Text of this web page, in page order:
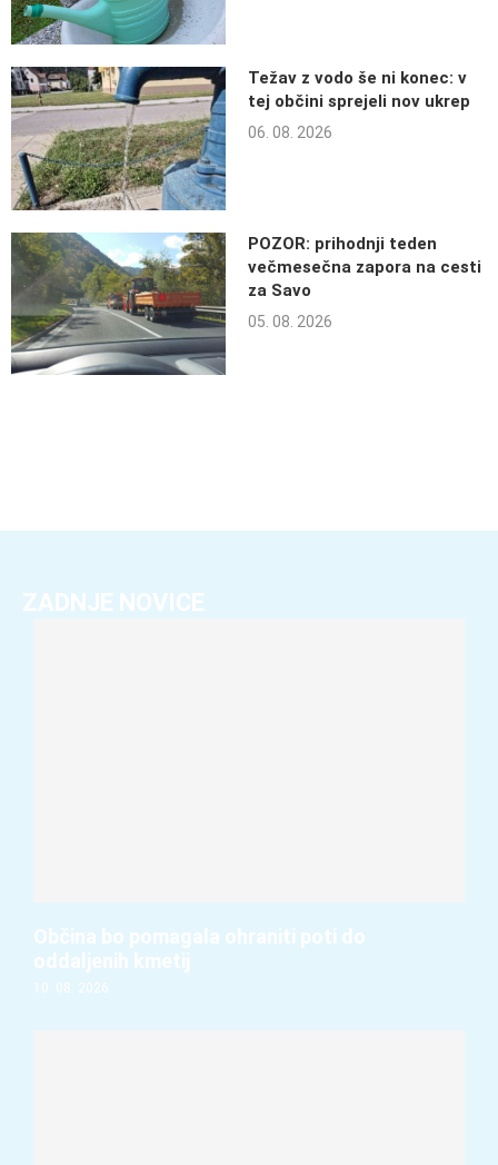
Težav z vodo še ni konec: v
tej občini sprejeli nov ukrep
06. 08. 2026
POZOR: prihodnji teden
večmesečna zapora na cesti
za Savo
05. 08. 2026
ZADNJE NOVICE
Občina bo pomagala ohraniti poti do
oddaljenih kmetij
10. 08. 2026